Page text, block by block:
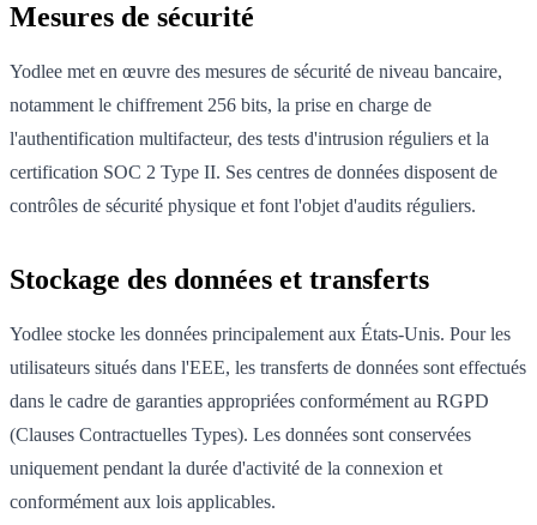
Mesures de sécurité
Yodlee met en œuvre des mesures de sécurité de niveau bancaire,
notamment le chiffrement 256 bits, la prise en charge de
l'authentification multifacteur, des tests d'intrusion réguliers et la
certification SOC 2 Type II. Ses centres de données disposent de
contrôles de sécurité physique et font l'objet d'audits réguliers.
Stockage des données et transferts
Yodlee stocke les données principalement aux États-Unis. Pour les
utilisateurs situés dans l'EEE, les transferts de données sont effectués
dans le cadre de garanties appropriées conformément au RGPD
(Clauses Contractuelles Types). Les données sont conservées
uniquement pendant la durée d'activité de la connexion et
conformément aux lois applicables.